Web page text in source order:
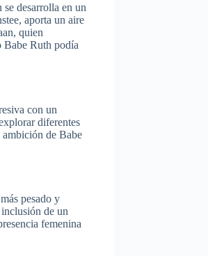
desarrolla en un
aporta un aire
quien
Babe Ruth podía
con un
diferentes
ambición de Babe
pesado y
de un
femenina